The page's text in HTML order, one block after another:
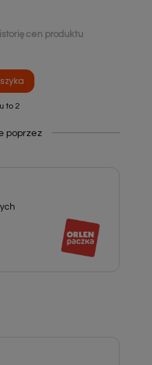
cen produktu
to 2
poprzez